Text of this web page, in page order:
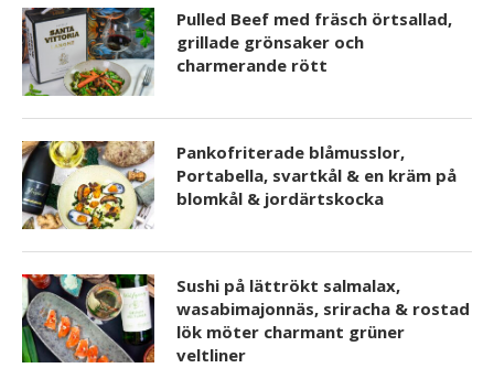
Pulled Beef med fräsch örtsallad,
grillade grönsaker och
charmerande rött
Pankofriterade blåmusslor,
Portabella, svartkål & en kräm på
blomkål & jordärtskocka
Sushi på lättrökt salmalax,
wasabimajonnäs, sriracha & rostad
lök möter charmant grüner
veltliner